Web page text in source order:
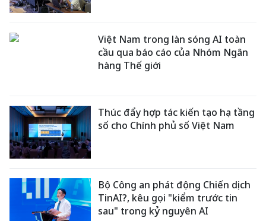
Việt Nam trong làn sóng AI toàn
cầu qua báo cáo của Nhóm Ngân
hàng Thế giới
Thúc đẩy hợp tác kiến tạo hạ tầng
số cho Chính phủ số Việt Nam
Bộ Công an phát động Chiến dịch
TinAI?, kêu gọi "kiểm trước tin
sau" trong kỷ nguyên AI